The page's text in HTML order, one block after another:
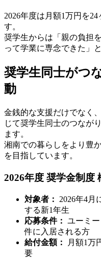
2026年度は月額1万円を
す。
奨学生からは「親の負担
って学業に専念できた」
奨学生同士がつ
動
金銭的な支援だけでなく
じて奨学生同士のつなが
ます。
湘南での暮らしをより豊
を目指しています。
2026年度 奨学金制度
対象者：
2026年4月
する新1年生
応募条件： ユーミ
件に入居される方
給付金額：
月額1万
要